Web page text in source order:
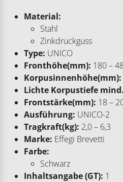
Material:
Stahl
Zinkdruckguss
Type: UNICO
Fronthöhe(mm): 180 –
Korpusinnenhöhe(mm):
Lichte Korpustiefe
Frontstärke(mm): 18 –
Ausführung: UNICO-2
Tragkraft(kg): 2,0 – 6,3
Marke: Effegi Brevetti
Farbe:
Schwarz
Inhaltsangabe (GT): 1